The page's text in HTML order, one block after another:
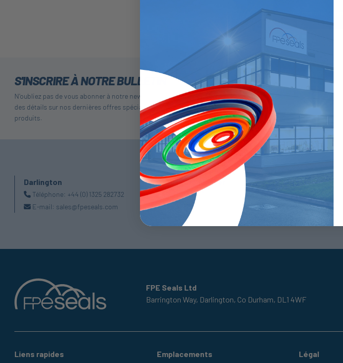
Piston complet – type
S'INSCRIRE À NOTRE BULLETIN
N'oubliez pas de vous abonner à notre newsletter pour recevoir
des détails sur nos dernières offres spéciales et nos nouveaux
produits.
Darlington
Téléphone: +44 (0) 1325 282732
E-mail: sales@fpeseals.com
Doncaster
Téléphone:
+44 (0) 1302727252
doncaster@fpeseals.com
FPE Seals Ltd
Barrington Way, Darlington, Co Durham, DL1 4WF
Liens rapides Emplacements Légal